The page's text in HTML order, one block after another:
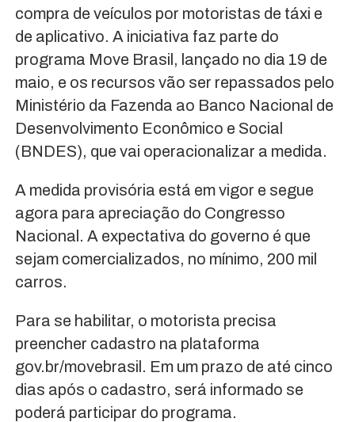
compra de veículos por motoristas de táxi e
de aplicativo. A iniciativa faz parte do
programa Move Brasil, lançado no dia 19 de
maio, e os recursos vão ser repassados pelo
Ministério da Fazenda ao Banco Nacional de
Desenvolvimento Econômico e Social
(BNDES), que vai operacionalizar a medida.
A medida provisória está em vigor e segue
agora para apreciação do Congresso
Nacional. A expectativa do governo é que
sejam comercializados, no mínimo, 200 mil
carros.
Para se habilitar, o motorista precisa
preencher cadastro na plataforma
gov.br/movebrasil. Em um prazo de até cinco
dias após o cadastro, será informado se
poderá participar do programa.